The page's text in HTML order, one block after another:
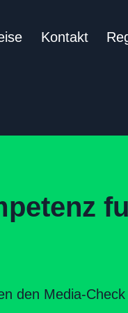
Kontakt
den Media-